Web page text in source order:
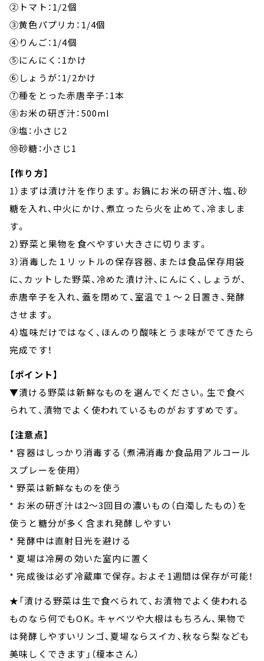
②トマト：1/2個
③黄色パプリカ：1/4個
④りんご：1/4個
⑤にんにく：1かけ
⑥しょうが：1/2かけ
⑦種をとった赤唐辛子：1本
⑧お米の研ぎ汁：500ml
⑨塩：小さじ2
⑩砂糖：小さじ1
【作り方】
1）まずは漬け汁を作ります。お鍋にお米の研ぎ汁、塩、砂
糖を入れ、中火にかけ、煮立ったら火を止めて、冷ましま
す。
2）野菜と果物を食べやすい大きさに切ります。
3）消毒した１リットルの保存容器、または食品保存用袋
に、カットした野菜、冷めた漬け汁、にんにく、しょうが、
赤唐辛子を入れ、蓋を閉めて、室温で１～２日置き、発酵
させます。
4）塩味だけではなく、ほんのり酸味とうま味がでてきたら
完成です！
【ポイント】
▼漬ける野菜は新鮮なものを選んでください。生で食べ
られて、漬物でよく使われているものがおすすめです。
【注意点】
* 容器はしっかり消毒する（煮沸消毒か食品用アルコール
スプレーを使用）
* 野菜は新鮮なものを使う
* お米の研ぎ汁は2～3回目の濃いもの（白濁したもの）を
使うと糖分が多く含まれ発酵しやすい
* 発酵中は直射日光を避ける
* 夏場は冷房の効いた室内に置く
* 完成後は必ず冷蔵庫で保存。およそ1週間は保存が可能！
★「漬ける野菜は生で食べられて、お漬物でよく使われる
ものなら何でもOK。キャベツや大根はもちろん、果物で
は発酵しやすいリンゴ、夏場ならスイカ、秋なら梨なども
美味しくできます」（榎本さん）